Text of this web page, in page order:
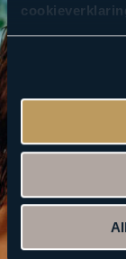
Bekijk de